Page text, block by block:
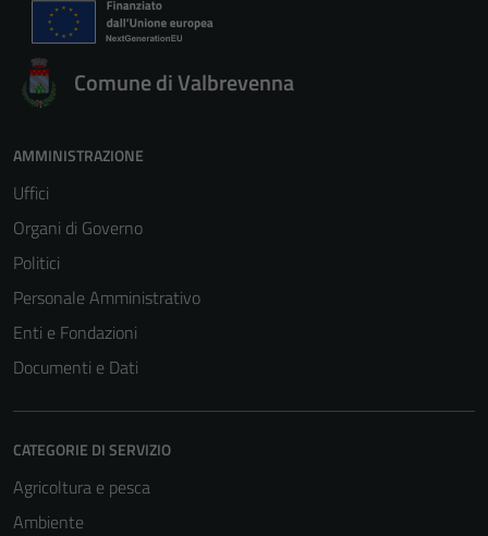
Comune di Valbrevenna
AMMINISTRAZIONE
Uffici
Organi di Governo
Politici
Personale Amministrativo
Enti e Fondazioni
Documenti e Dati
CATEGORIE DI SERVIZIO
Agricoltura e pesca
Ambiente